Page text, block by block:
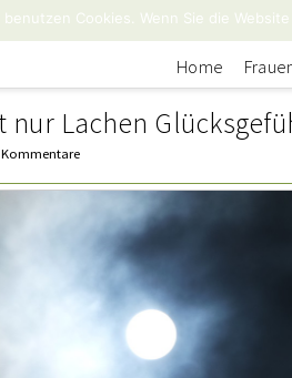
Home
Lachen
benutzen Cookies. Wenn Sie die